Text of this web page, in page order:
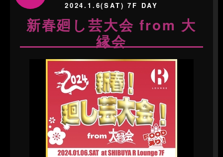
2024.1.6(SAT) 7F DAY
新春廻し芸大会 from 大
縁会